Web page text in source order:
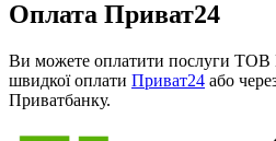
Оплата Приват24
Ви можете оплатити послуги ТОВ
швидкої оплати Приват24 або
Приватбанку.